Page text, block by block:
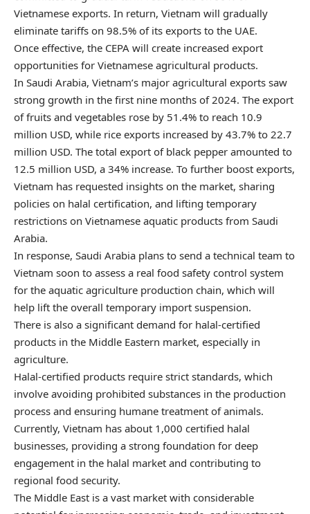
Vietnamese exports. In return, Vietnam will gradually
eliminate tariffs on 98.5% of its exports to the UAE.
Once effective, the CEPA will create increased export
opportunities for Vietnamese agricultural products.
In Saudi Arabia, Vietnam’s major agricultural exports saw
strong growth in the first nine months of 2024. The export
of fruits and vegetables rose by 51.4% to reach 10.9
million USD, while rice exports increased by 43.7% to 22.7
million USD. The total export of black pepper amounted to
12.5 million USD, a 34% increase. To further boost exports,
Vietnam has requested insights on the market, sharing
policies on halal certification, and lifting temporary
restrictions on Vietnamese aquatic products from Saudi
Arabia.
In response, Saudi Arabia plans to send a technical team to
Vietnam soon to assess a real food safety control system
for the aquatic agriculture production chain, which will
help lift the overall temporary import suspension.
There is also a significant demand for halal-certified
products in the Middle Eastern market, especially in
agriculture.
Halal-certified products require strict standards, which
involve avoiding prohibited substances in the production
process and ensuring humane treatment of animals.
Currently, Vietnam has about 1,000 certified halal
businesses, providing a strong foundation for deep
engagement in the halal market and contributing to
regional food security.
The Middle East is a vast market with considerable